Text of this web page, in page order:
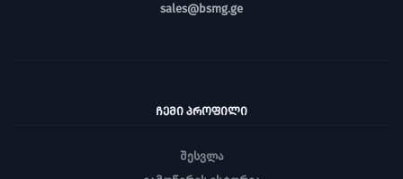
sales@bsmg.ge
ᲩᲔᲛᲘ ᲞᲠᲝᲤᲘᲚᲘ
შესვლა